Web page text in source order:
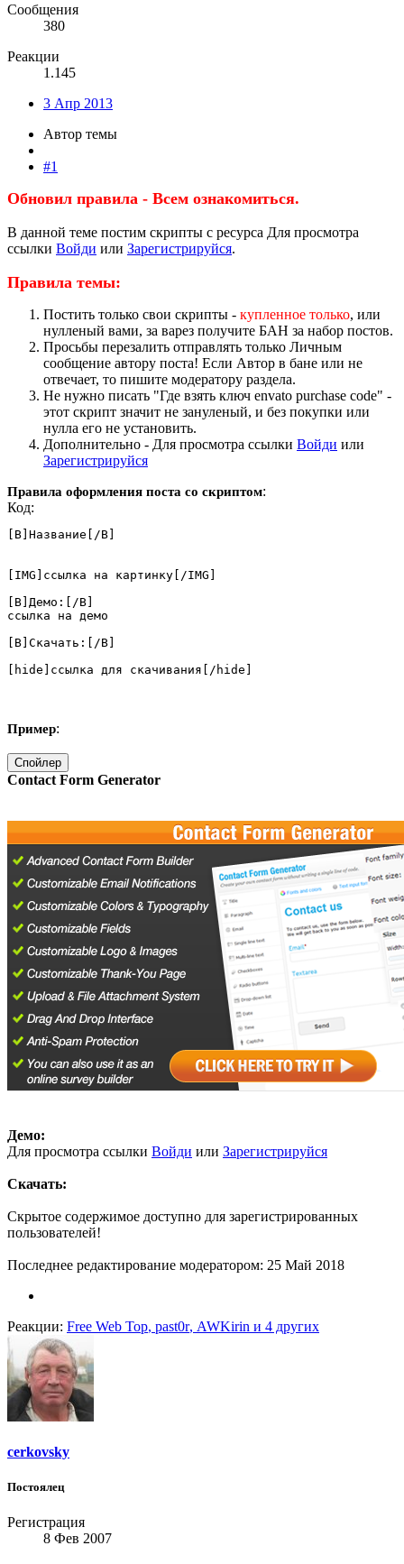
Сообщения
380
Реакции
1.145
3 Апр 2013
Автор темы
#1
Обновил правила - Всем ознакомиться.
В данной теме постим скрипты с ресурса Для просмотра
ссылки Войди или Зарегистрируйся.
Правила темы:
Постить только свои скрипты - купленное только, или
нулленый вами, за варез получите БАН за набор постов.
Просьбы перезалить отправлять только Личным
сообщение автору поста! Если Автор в бане или не
отвечает, то пишите модератору раздела.
Не нужно писать "Где взять ключ envato purchase code" -
этот скрипт значит не зануленый, и без покупки или
нулла его не установить.
Дополнительно - Для просмотра ссылки Войди или
Зарегистрируйся
Правила оформления поста со скриптом:
Код:
[B]Название[/B]
[IMG]ссылка на картинку[/IMG]
[B]Демо:[/B]
ссылка на демо
[B]Скачать:[/B]
[hide]ссылка для скачивания[/hide]
Пример:
Спойлер
Contact Form Generator
Демо:
Для просмотра ссылки Войди или Зарегистрируйся
Скачать:
Скрытое содержимое доступно для зарегистрированных
пользователей!
Последнее редактирование модератором: 25 Май 2018
Реакции: Free Web Top, past0r, AWKirin и 4 других
cerkovsky
Постоялец
Регистрация
8 Фев 2007